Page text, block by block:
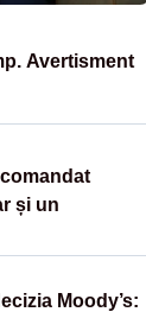
Avertisment
și un
Moody’s: